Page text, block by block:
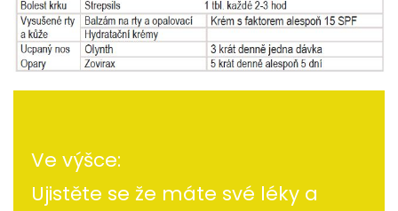
Ve výšce:
Ujistěte se že máte své léky a